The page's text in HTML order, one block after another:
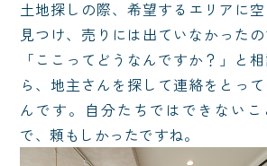
土地探しの際、希望するエリアに空
見つけ、売りには出ていなかった
「ここってどうなんですか？」と
ら、地主さんを探して連絡をとっ
んです。自分たちではできないこ
で、頼もしかったですね。